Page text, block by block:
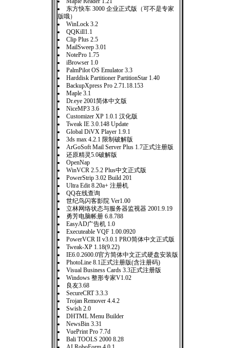
东方快车 3000 企业正式版（可不是专家
版哦）
WinLock 3.2
QQKill1.1
Clip Plus 2.5
MailSweep 3.01
NotePro 1.75
iBrowser 1.0
PalmPilot OS Emulator 3.3
Harddisk Partitioner PartitionStar 1.40
BackupXpress Pro 2.71.18.153
Maple 3.1
Dr.eye 2001简体中文版
NiceMP3 3.6
Customizer XP 1.0.1 汉化版
Tweak IE 3.0.148 Update
Global DiVX Player 1.9.1
3ds max 4.2.1 限制破解版
ArGoSoft Mail Server Plus 1.7正式注册版
还原精灵5.0破解版
OpenNap
WinVCR 2.5.2 Plus中文正式版
PowerStrip 3.02 Build 201
Ultra Edit 8.20a+ 注册机
QQ在线查询
世纪鸟闪客影院 Ver1.00
立林网络状态与服务器监视器 2001.9.19
勇芳电脑帐册 6.8.788
EasyAD广告机 1.0
Executeable VQF 1.00.0920
PowerVCR II v3.0.1 PRO简体中文正式版
Tweak-XP 1.18(9.22)
IE6.0.2600.0官方简体中文正式硬盘安装版
PhotoLine 8.1正式注册版(含注册码)
Visual Business Cards 3.3正式注册版
Windows 整形专家V1.02
良友3.68
SecureCRT 3.3.3
Trojan Remover 4.4.2
Swish 2.0
DHTML Menu Builder
NewsBin 3.31
VuePrint Pro 7.7d
Bali TOOLS 2000 8.28